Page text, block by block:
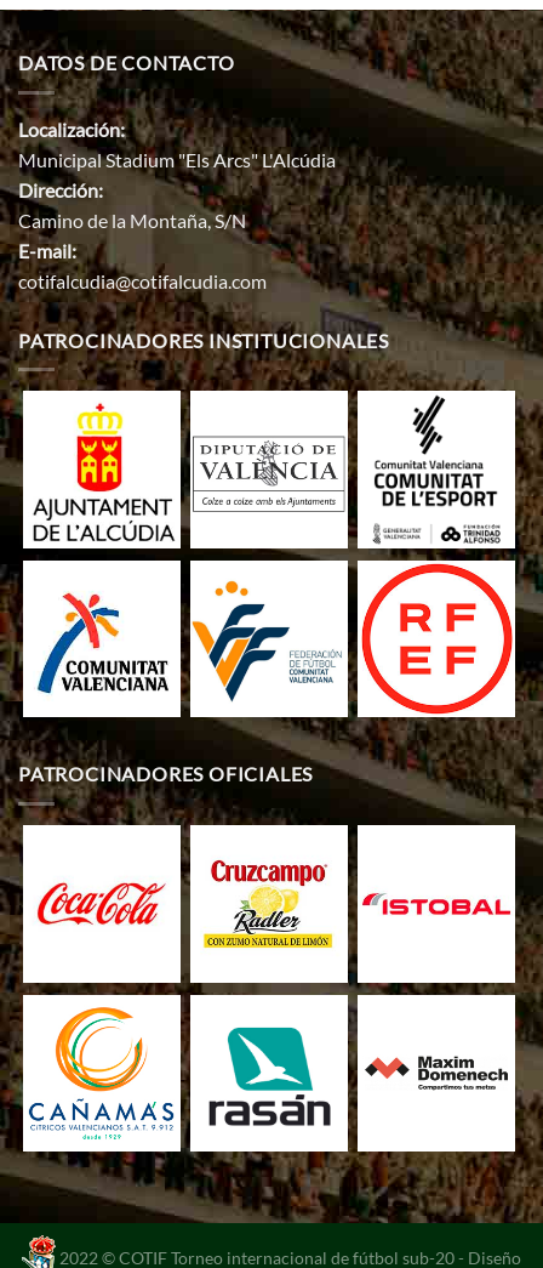
DATOS DE CONTACTO
Localización:
Municipal Stadium "Els Arcs" L'Alcúdia
Dirección:
Camino de la Montaña, S/N
E-mail:
cotifalcudia@cotifalcudia.com
PATROCINADORES INSTITUCIONALES
PATROCINADORES OFICIALES
2022 © COTIF Torneo internacional de fútbol sub-20 - Diseño